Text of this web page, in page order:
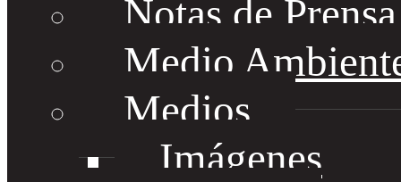
Notas de
Medio
Medios
Imágenes